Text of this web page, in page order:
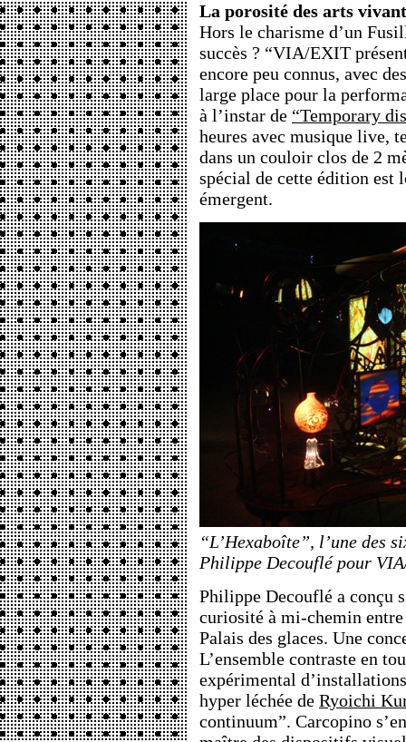
La porosité des arts
Hors le charisme d’un
succès ? “VIA/EXIT
encore peu connus, avec
large place pour la
à l’instar de “Temporary
heures avec musique live,
dans un couloir clos de 2
spécial de cette édition est
émergent.
“L’Hexaboîte”, l’une des
Philippe Decouflé pour
Philippe Decouflé a conçu
curiosité à mi-chemin
Palais des glaces. Une
L’ensemble contraste en
expérimental
hyper léchée de Ryoichi
continuum”. Carcopino